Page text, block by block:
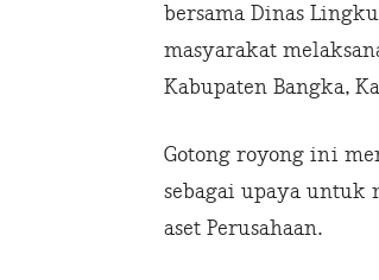
bersama Dinas
masyarakat
Kabupaten Bangka,
Gotong royong ini
sebagai upaya
aset Perusahaan.